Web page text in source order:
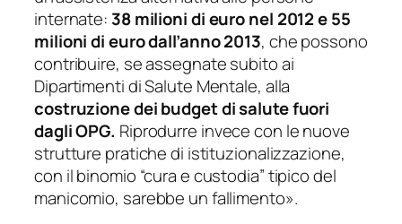
internate: 38 milioni di euro nel 2012 e 55
milioni di euro dall’anno 2013, che possono
contribuire, se assegnate subito ai
Dipartimenti di Salute Mentale, alla
costruzione dei budget di salute fuori
dagli OPG. Riprodurre invece con le nuove
strutture pratiche di istituzionalizzazione,
con il binomio “cura e custodia” tipico del
manicomio, sarebbe un fallimento».